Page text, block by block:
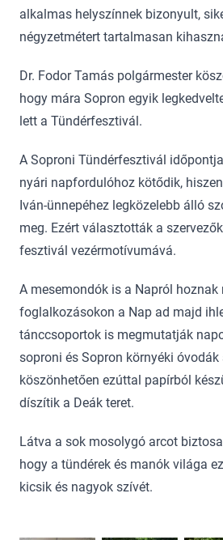
alkalmas helyszínnek bizonyult,
négyzetmétert tartalmasan
Dr. Fodor Tamás polgármester
hogy mára Sopron egyik
lett a Tündérfesztivál.
A Soproni Tündérfesztivál
nyári napfordulóhoz kötődik,
Iván-ünnepéhez legközelebb álló
meg. Ezért választották a
fesztivál vezérmotívumává.
A mesemondók is a Napról hoznak
foglalkozásokon a Nap ad majd
tánccsoportok is megmutatják
soproni és Sopron környéki
köszönhetően ezúttal papírból
díszítik a Deák teret.
Látva a sok mosolygó arcot
hogy a tündérek és manók világa
kicsik és nagyok szívét.